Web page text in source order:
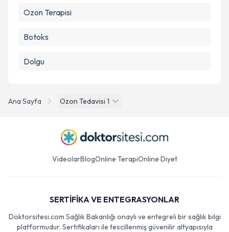
Ana Sayfa Ozon Tedavisi 1
Ozon Terapisi
Botoks
Dolgu
VideolarBlogOnline TerapiOnline Diyet
SERTİFİKA VE ENTEGRASYONLAR
Doktorsitesi.com Sağlık Bakanlığı onaylı ve entegreli bir sağlık bilgi
platformudur. Sertifikaları ile tescillenmiş güvenilir altyapısıyla